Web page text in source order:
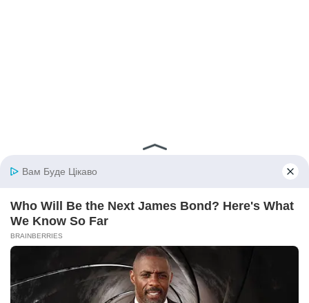
Політика конфіденційності та умови користування
сайтом (Privacy Policy)